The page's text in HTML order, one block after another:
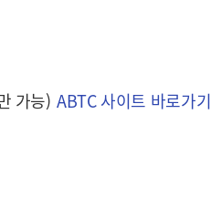
가능) ABTC 사이트 바로가기